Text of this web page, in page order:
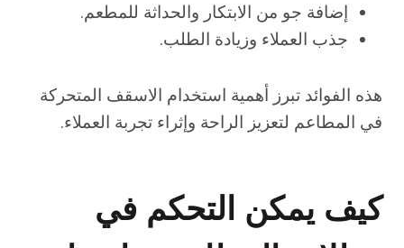
إضافة جو من الابتكار والحداثة للمطعم.
جذب العملاء وزيادة الطلب.
هذه الفوائد تبرز أهمية استخدام الاسقف المتحركة
في المطاعم لتعزيز الراحة وإثراء تجربة العملاء.
كيف يمكن التحكم في